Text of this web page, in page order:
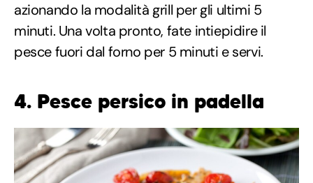
azionando la modalità grill per gli ultimi 5
minuti. Una volta pronto, fate intiepidire il
pesce fuori dal forno per 5 minuti e servi.
4. Pesce persico in padella